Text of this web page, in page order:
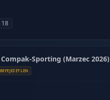
18
Sporting (Marzec 2026)
BEFEJEZETLEN